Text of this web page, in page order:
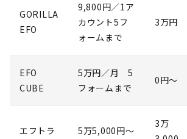
GORILLA
EFO
9,800円／1ア
カウント5フ
ォームまで
3万円
EFO
CUBE
5万円／月 5
フォームまで
0円〜
エフトラ
5万5,000円〜
3万